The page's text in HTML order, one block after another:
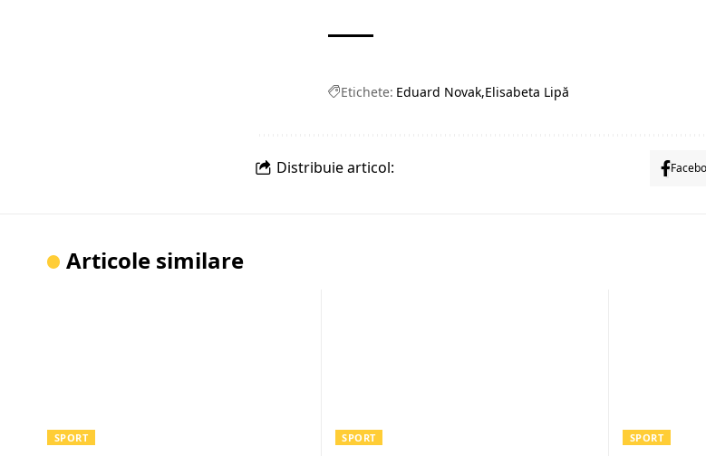
Etichete: Eduard Novak Elisabeta Lipă
Distribuie articol:
Articole similare
SPORT SPORT SPORT